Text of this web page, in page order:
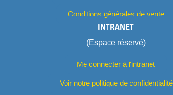
Conditions générales de vente
INTRANET
(Espace réservé)
Me connecter à l'intranet
Voir notre politique de confidentialité